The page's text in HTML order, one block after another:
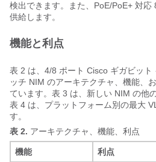
検出できます。また、PoE/PoE+ 対応
供給します。
機能と利点
表 2 は、4/8 ポート Cisco ギガビット
ッチ NIM のアーキテクチャ、機能、
ています。表 3 は、新しい NIM の他
表 4 は、プラットフォーム別の最大
す。
表 2. アーキテクチャ、機能、利点
機能 利点